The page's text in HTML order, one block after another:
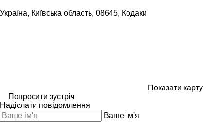
Україна, Київська область, 08645, Кодаки
Показати карту
Попросити зустріч
Надіслати повідомлення
Ваше ім'я